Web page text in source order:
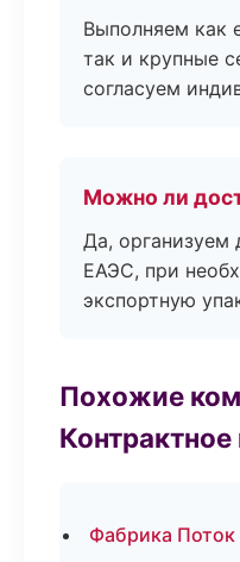
Выполняем как
так и крупные
согласуем
Можно ли
Да, организуем
ЕАЭС, при
экспортную
Похожие
Фабрика